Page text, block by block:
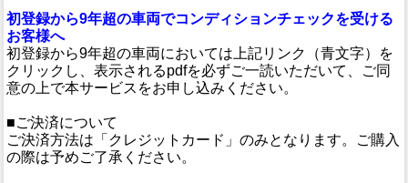
初登録から9年超の車両でコンディションチェックを受ける
お客様へ
初登録から9年超の車両においては上記リンク（青文字）を
クリックし、表示されるpdfを必ずご一読いただいて、ご同
意の上で本サービスをお申し込みください。
■ご決済について
ご決済方法は「クレジットカード」のみとなります。ご購入
の際は予めご了承ください。